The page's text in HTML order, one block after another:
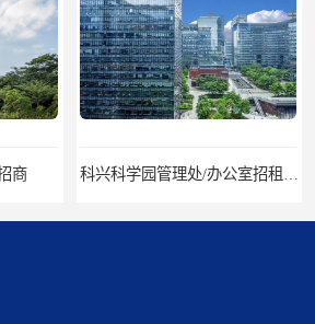
中国华润大厦招商